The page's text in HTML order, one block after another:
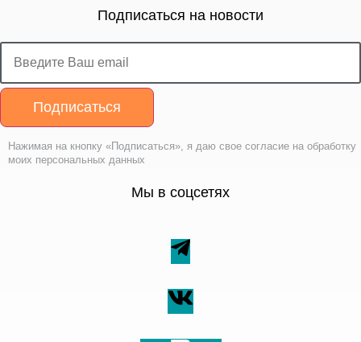
Подписаться на новости
Подписаться
Нажимая на кнопку «Подписаться», я даю свое согласие на обработку
моих персональных данных
Мы в соцсетях